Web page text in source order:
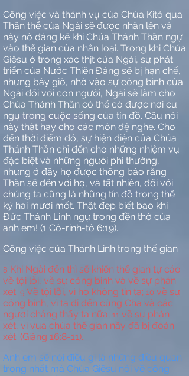
Công việc và thánh vụ của Chúa Kitô qua
Thân thể của Ngài sẽ được nhân lên và
nẩy nở đáng kể khi Chúa Thánh Thần ngự
vào thế gian của nhân loại. Trong khi Chúa
Giêsu ở trong xác thịt của Ngài, sự phát
triển của Nước Thiên Đàng sẽ bị hạn chế,
nhưng bây giờ, nhờ vào sự công bình của
Ngài đối với con người, Ngài sẽ làm cho
Chúa Thánh Thần có thể có được nơi cư
ngụ trong cuộc sống của tín đồ. Câu nói
này thật hay cho các môn đệ nghe. Cho
đến thời điểm đó, sự hiện diện của Chúa
Thánh Thần chỉ đến cho những nhiệm vụ
đặc biệt và những người phi thường,
nhưng ở đây họ được thông báo rằng
Thần sẽ đến với họ, và tất nhiên, đối với
chúng ta cũng là những tín đồ trong thế
kỷ hai mươi mốt. Thật đẹp biết bao khi
Đức Thánh Linh ngự trong đền thờ của
anh em! (1 Cô-rinh-tô 6:19).
Công việc của Thánh Linh trong thế gian
8 Khi Ngài đến thì sẽ khiến thế gian tự cáo
về tội lỗi, về sự công bình và về sự phán
xét. 9 Về tội lỗi, vì họ không tin ta; 10 về sự
công bình, vì ta đi đến cùng Cha và các
ngươi chẳng thấy ta nữa; 11 về sự phán
xét, vì vua chúa thế gian nầy đã bị đoán
xét. (Giăng 16:8-11).
Anh em sẽ nói điều gì là những điều quan
trọng nhất mà Chúa Giêsu nói về công